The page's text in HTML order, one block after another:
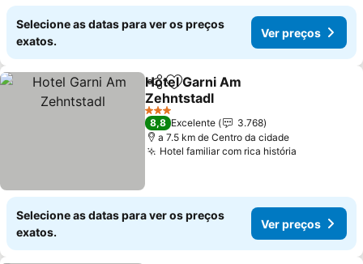
Selecione as datas para ver os preços
exatos.
Ver preços
PartilharAdicionar aos favoritos
Hotel Garni Am
Zehntstadl
3 Estrelas
8,8 Excelente
3.768
a 7.5 km de Centro da cidade
Hotel familiar com rica história
Selecione as datas para ver os preços
exatos.
Ver preços